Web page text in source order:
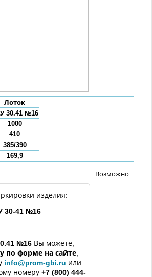
Лоток
30.41 №16
1000
410
385/390
169,9
изделия:
30-41 №16
№16 Вы можете,
по форме на сайте,
info@prom-gbi.ru или
номеру +7 (800) 444-
Возможно